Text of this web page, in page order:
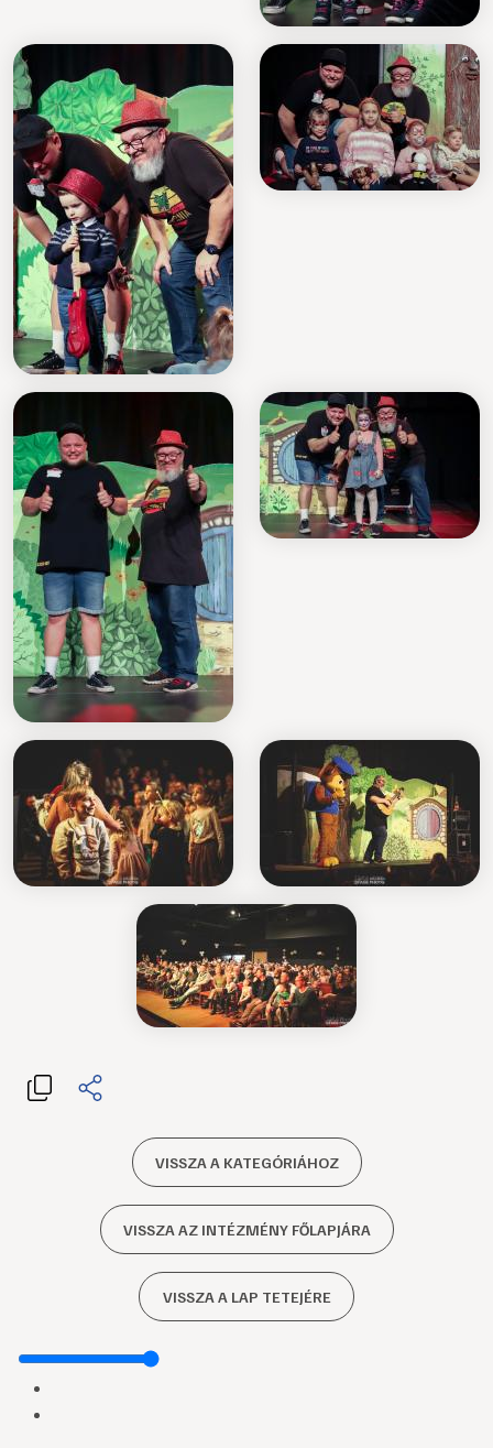
VISSZA A KATEGÓRIÁHOZ
VISSZA AZ INTÉZMÉNY FŐLAPJÁRA
VISSZA A LAP TETEJÉRE